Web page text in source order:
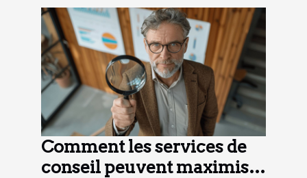
Comment les services de
conseil peuvent maximiser